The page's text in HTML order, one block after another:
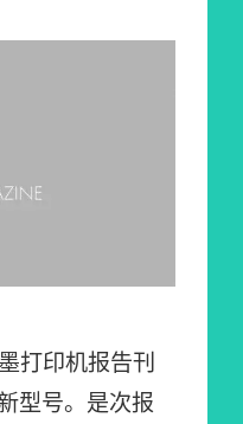
打印机报告刊
型号。是次报